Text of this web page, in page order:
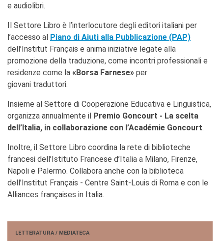
CERCA
e audiolibri.
Il Settore Libro è l’interlocutore degli editori italiani per
l’accesso al Piano di Aiuti alla Pubblicazione (PAP)
dell’Institut Français e anima iniziative legate alla
promozione della traduzione, come incontri professionali e
residenze come la «Borsa Farnese» per
giovani traduttori.
Insieme al Settore di Cooperazione Educativa e Linguistica,
organizza annualmente il Premio Goncourt - La scelta
dell’Italia, in collaborazione con l’Académie Goncourt.
Inoltre, il Settore Libro coordina la rete di biblioteche
francesi dell’Istituto Francese d’Italia a Milano, Firenze,
Napoli e Palermo. Collabora anche con la biblioteca
dell’Institut Français - Centre Saint-Louis di Roma e con le
Alliances françaises in Italia.
LETTERATURA / MEDIATECA